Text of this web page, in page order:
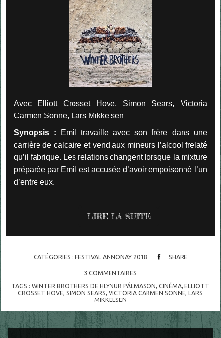
Avec Elliott Crosset Hove, Simon Sears, Victoria
Carmen Sonne, Lars Mikkelsen
Synopsis : Emil travaille avec son frère dans une
carrière de calcaire et vend aux mineurs l’alcool frelaté
qu’il fabrique. Les relations changent lorsque la mixture
préparée par Emil est accusée d’avoir empoisonné l’un
d’entre eux.
LIRE LA SUITE
CATÉGORIES : FESTIVAL ANNONAY 2018 SHARE
3 COMMENTAIRES
TAGS :WINTER BROTHERS DE HLYNUR PÁLMASON,CINÉMA,ELLIOTT
CROSSET HOVE,SIMON SEARS,VICTORIA CARMEN SONNE,LARS
MIKKELSEN